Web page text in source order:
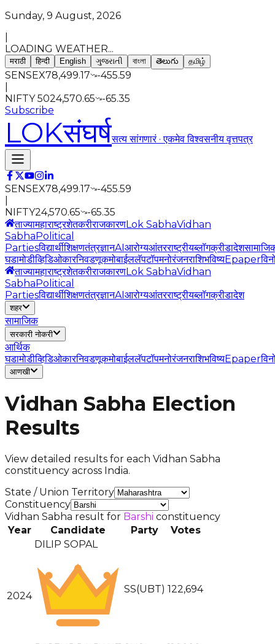
Sunday, 9 August, 2026
LOADING WEATHER...
मराठी हिन्दी English ગુજરાતી বাংলা తెలుగు தமிழ்
SENSEX78,499.17
-455.59
NIFTY 5024,570.65
-65.35
Subscribe
LOKसंघर्षसत्य सांगणारं · एकमेव विश्वसनीय वृत्तपत्र
SENSEX78,499.17
-455.59
NIFTY24,570.65
-65.35
ताज्यामहाराष्ट्रशेतकरीराजकारणLok SabhaVidhan
SabhaPolitical
Partiesविद्यार्थीशिक्षणतंत्रज्ञानAIआरोग्यआंतरराष्ट्रीयब्लॉगक्रीडादेश
घडामोडीव्हिडिओकारनिवडणूकमोबाईललॅपटॉपमनोरंजनराशिभविष्यEpaper
ताज्यामहाराष्ट्रशेतकरीराजकारणLok SabhaVidhan
SabhaPolitical
Partiesविद्यार्थीशिक्षणतंत्रज्ञानAIआरोग्यआंतरराष्ट्रीयब्लॉगक्रीडादेश
शहर
सामाजिक
सरकारी नोकरी
आर्थिक
घडामोडीव्हिडिओकारनिवडणूकमोबाईललॅपटॉपमनोरंजनराशिभविष्यEpaper
आणखी
Vidhan Sabha Election
Results
View detailed results for each Vidhan Sabha
constituency across India.
State / Union Territory
Constituency
Vidhan Sabha result for Barshi constituency
Year
Candidate Party Votes
2024
DILIP SOPAL
SS(UBT) 122,694